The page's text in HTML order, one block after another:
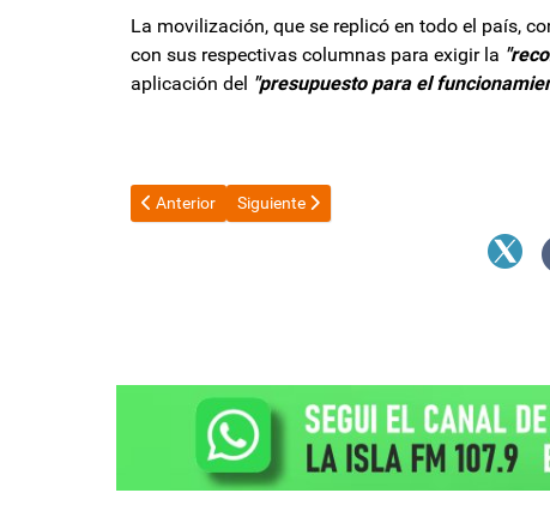
La movilización, que se replicó en todo el país,
con sus respectivas columnas para exigir la
aplicación del "presupuesto para el
Artículo anterior: 500 jóvenes catamarqueños
Anterior Artículo siguiente: Paro bancario
Siguiente